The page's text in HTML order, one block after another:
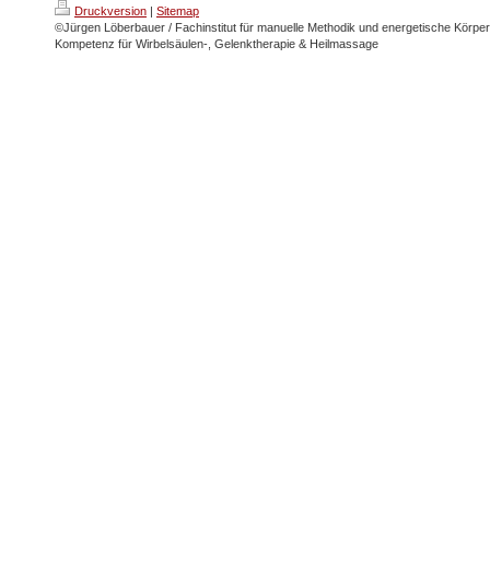
Druckversion | Sitemap
©Jürgen Löberbauer / Fachinstitut für manuelle Methodik und energetische
Kompetenz für Wirbelsäulen-, Gelenktherapie & Heilmassage